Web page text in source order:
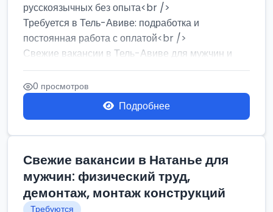
русскоязычных без опыта<br />
Требуется в Тель-Авиве: подработка и
постоянная работа с оплатой<br />
Свежие вакансии в Тель-Авиве для мужчин и
женщин от хозя...
0 просмотров
Подробнее
Свежие вакансии в Натанье для
мужчин: физический труд,
демонтаж, монтаж конструкций
Требуются